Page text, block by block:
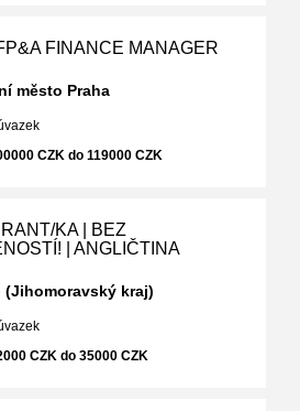
FINANCE MANAGER
město Praha
CZK do 119000 CZK
KA | BEZ
| ANGLIČTINA
(Jihomoravský kraj)
CZK do 35000 CZK